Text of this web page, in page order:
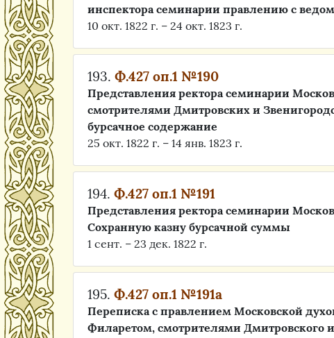
инспектора семинарии правлению с
10 окт. 1822 г. – 24 окт. 1823 г.
193. Ф.427 оп.1 №190
Представления ректора семинарии
смотрителями Дмитровских и
бурсачное содержание
25 окт. 1822 г. – 14 янв. 1823 г.
194. Ф.427 оп.1 №191
Представления ректора семинарии
Сохранную казну бурсачной суммы
1 сент. – 23 дек. 1822 г.
195. Ф.427 оп.1 №191а
Переписка с правлением Московской
Филаретом, смотрителями Дмитровского